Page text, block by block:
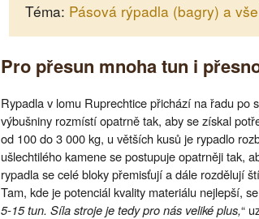
Téma: Pásová rýpadla (bagry) a
Pro přesun mnoha tun i
Rypadla v lomu Ruprechtice přichází na řadu
výbušniny rozmístí opatrně tak, aby se získal
od 100 do 3 000 kg, u větších kusů je rypadlo
ušlechtilého kamene se postupuje opatrněji tak,
rypadla se celé bloky přemisťují a dále rozdělují
Tam, kde je potenciál kvality materiálu nejlepší,
5-15 tun. Síla stroje je tedy pro nás veliké plus,“